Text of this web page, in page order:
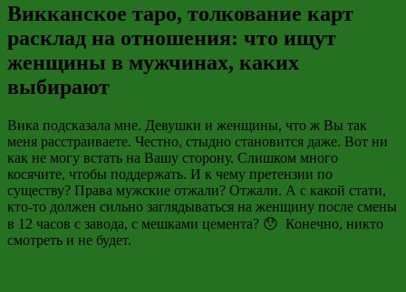
Викканское таро, толкование карт
расклад на отношения: что ищут
женщины в мужчинах, каких
выбирают
Вика подсказала мне. Девушки и женщины, что ж Вы так
меня расстраиваете. Честно, стыдно становится даже. Вот ни
как не могу встать на Вашу сторону. Слишком много
косячите, чтобы поддержать. И к чему претензии по
существу? Права мужские отжали? Отжали. А с какой стати,
кто-то должен сильно заглядываться на женщину после смены
в 12 часов с завода, с мешками цемента? 😯 Конечно, никто
смотреть и не будет.